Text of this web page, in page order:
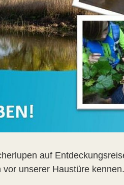
auf
unserer Haustüre kennen.